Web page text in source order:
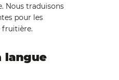
Nous traduisons
pour les
fruitière.
langue